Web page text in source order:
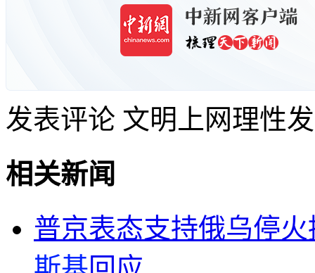
发表评论 文明上网理性
相关新闻
普京表态支持俄乌停